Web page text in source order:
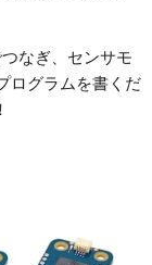
なぎ、 センサモ
ログラムを書くだ